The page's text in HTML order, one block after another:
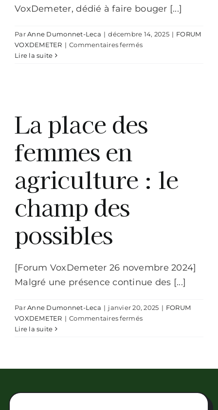
VoxDemeter, dédié à faire bouger [...]
ParAnne Dumonnet-Leca | décembre 14, 2025 | FORUM
VOXDEMETER | Commentaires ferméssur
Lire la suite
La place des
femmes en
agriculture : le
champ des
possibles
[Forum VoxDemeter 26 novembre 2024]
Malgré une présence continue des [...]
ParAnne Dumonnet-Leca | janvier 20, 2025 | FORUM
VOXDEMETER | Commentaires ferméssur
en
:
Lire la suite